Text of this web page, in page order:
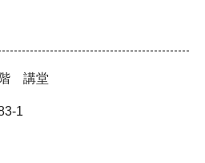
講堂
1